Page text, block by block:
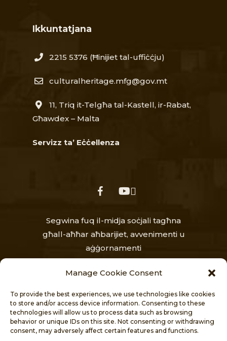
Manage Cookie Consent
To provide the best experiences, we use technologies like cookies
to store and/or access device information. Consenting to these
technologies will allow us to process data such as browsing
behavior or unique IDs on this site. Not consenting or withdrawing
consent, may adversely affect certain features and functions.
Ikkuntatjana
2215 5376​ (Ħinijiet tal-uffiċċju)
culturalheritage.mfg@gov.mt
11, Triq it-Telgħa tal-Kastell, ir-Rabat,
Għawdex – Malta
Servizz ta’ Eċċellenza
facebookyoutube
Segwina fuq il-midja soċjali tagħna
għall-aħħar aħbarijiet, avvenimenti u
aġġornamenti